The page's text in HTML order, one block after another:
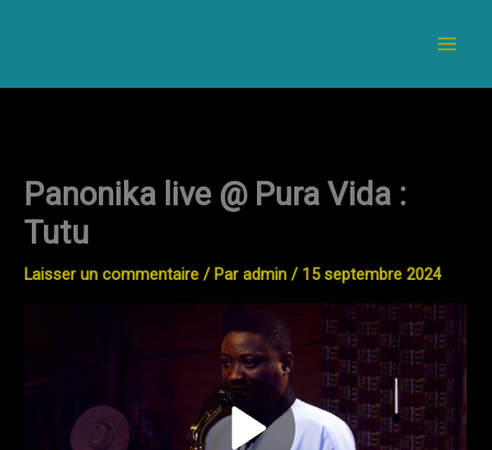
Panonika live @ Pura Vida :
Tutu
Laisser un commentaire / Paradmin/ 15 septembre 2024